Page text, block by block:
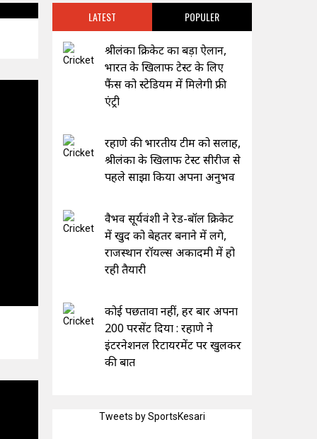
LATEST POPULER
श्रीलंका क्रिकेट का बड़ा ऐलान,
भारत के खिलाफ टेस्ट के लिए
फैंस को स्टेडियम में मिलेगी फ्री
एंट्री
रहाणे की भारतीय टीम को सलाह,
श्रीलंका के खिलाफ टेस्ट सीरीज से
पहले साझा किया अपना अनुभव
वैभव सूर्यवंशी ने रेड-बॉल क्रिकेट
में खुद को बेहतर बनाने में लगे,
राजस्थान रॉयल्स अकादमी में हो
रही तैयारी
कोई पछतावा नहीं, हर बार अपना
200 परसेंट दिया : रहाणे ने
इंटरनेशनल रिटायरमेंट पर खुलकर
की बात
Tweets by SportsKesari